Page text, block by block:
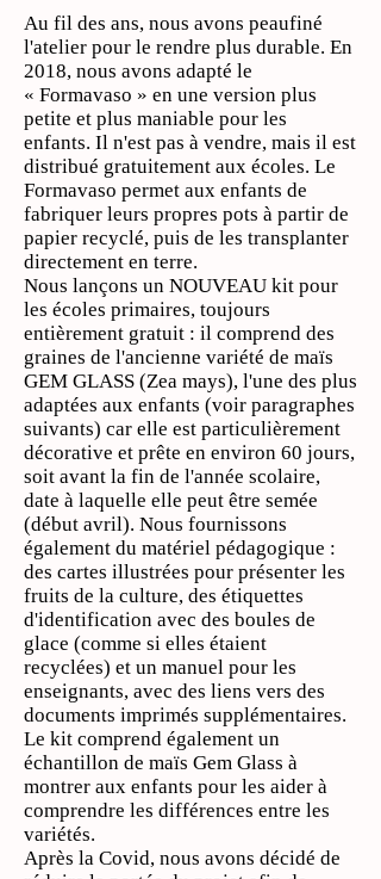
Au fil des ans, nous avons peaufiné
l'atelier pour le rendre plus durable. En
2018, nous avons adapté le
« Formavaso » en une version plus
petite et plus maniable pour les
enfants. Il n'est pas à vendre, mais il est
distribué gratuitement aux écoles. Le
Formavaso permet aux enfants de
fabriquer leurs propres pots à partir de
papier recyclé, puis de les transplanter
directement en terre.
Nous lançons un NOUVEAU kit pour
les écoles primaires, toujours
entièrement gratuit : il comprend des
graines de l'ancienne variété de maïs
GEM GLASS (Zea mays), l'une des plus
adaptées aux enfants (voir paragraphes
suivants) car elle est particulièrement
décorative et prête en environ 60 jours,
soit avant la fin de l'année scolaire,
date à laquelle elle peut être semée
(début avril). Nous fournissons
également du matériel pédagogique :
des cartes illustrées pour présenter les
fruits de la culture, des étiquettes
d'identification avec des boules de
glace (comme si elles étaient
recyclées) et un manuel pour les
enseignants, avec des liens vers des
documents imprimés supplémentaires.
Le kit comprend également un
échantillon de maïs Gem Glass à
montrer aux enfants pour les aider à
comprendre les différences entre les
variétés.
Après la Covid, nous avons décidé de